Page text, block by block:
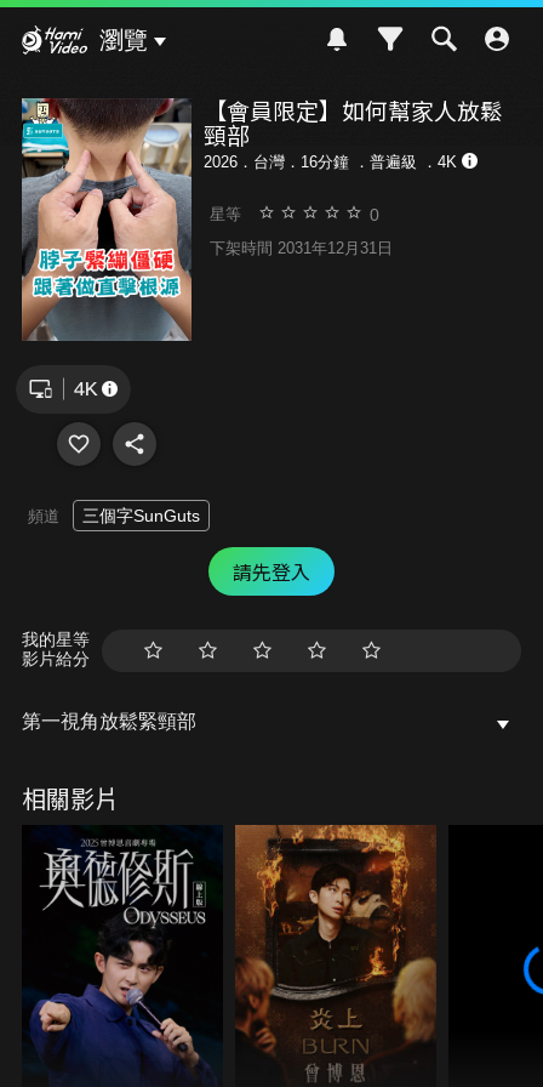
瀏覽
【會員限定】如何幫家人放鬆
頸部
2026．台灣．16分鐘 ． 普遍級 ．4K
星等 0
下架時間 2031年12月31日
頻道 三個字SunGuts
請先登入
我的星等
影片給分
第一視角放鬆緊頸部
相關影片